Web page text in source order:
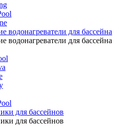
водонагреватели для бассейна
водонагреватели для бассейна
для бассейнов
для бассейнов